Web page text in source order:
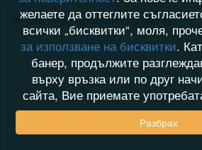
Кой видя профила на lachez
желаете да оттеглите
всички „бисквитки“, моля,
за използване на бисквитки.
банер, продължите
върху връзка или по друг
сайта, Вие приемате
Разбрах